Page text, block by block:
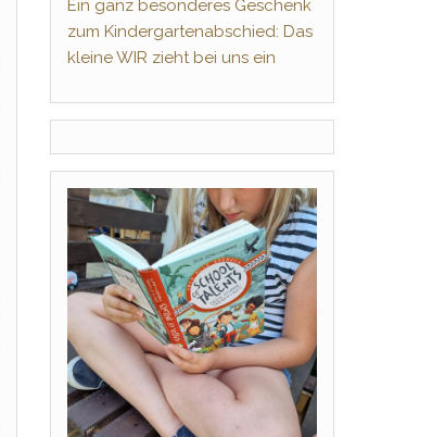
Ein ganz besonderes Geschenk
zum Kindergartenabschied: Das
kleine WIR zieht bei uns ein